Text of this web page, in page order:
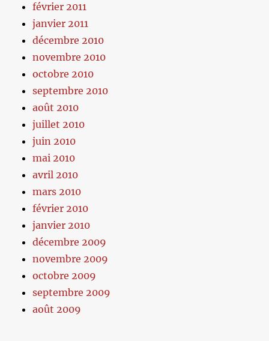
février 2011
janvier 2011
décembre 2010
novembre 2010
octobre 2010
septembre 2010
août 2010
juillet 2010
juin 2010
mai 2010
avril 2010
mars 2010
février 2010
janvier 2010
décembre 2009
novembre 2009
octobre 2009
septembre 2009
août 2009